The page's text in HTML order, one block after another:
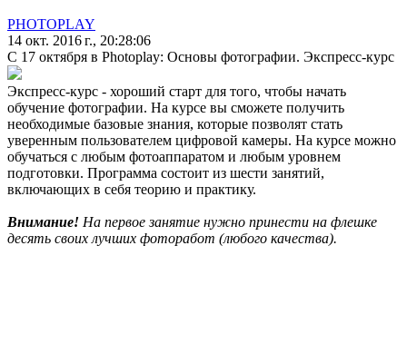
PHOTOPLAY
14 окт. 2016 г., 20:28:06
С 17 октября в Photoplay: Основы фотографии. Экспресс-курс
Экспресс-курс - хороший старт для того, чтобы начать
обучение фотографии. На курсе вы сможете получить
необходимые базовые знания, которые позволят стать
уверенным пользователем цифровой камеры. На курсе можно
обучаться с любым фотоаппаратом и любым уровнем
подготовки. Программа состоит из шести занятий,
включающих в себя теорию и практику.
Внимание! На первое занятие нужно принести на флешке
десять своих лучших фоторабот (любого качества).